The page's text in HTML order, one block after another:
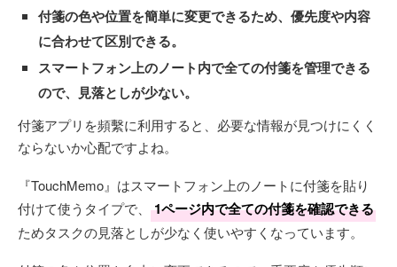
付箋の色や位置を簡単に変更できるため、優先度や内容
に合わせて区別できる。
スマートフォン上のノート内で全ての付箋を管理できる
ので、見落としが少ない。
付箋アプリを頻繫に利用すると、必要な情報が見つけにくく
ならないか心配ですよね。
『TouchMemo』はスマートフォン上のノートに付箋を貼り
付けて使うタイプで、
1ページ内で全ての付箋を確認できる
ためタスクの見落としが少なく使いやすくなっています。